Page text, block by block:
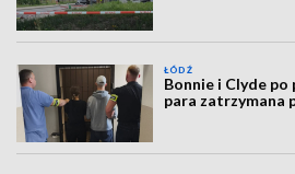
ŁÓDŹ
Bonnie i Clyde po
para zatrzymana